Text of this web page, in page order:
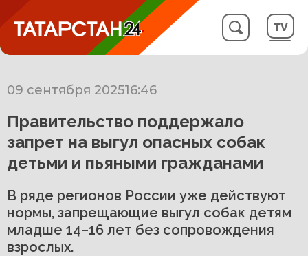
09 сентября 202516:46
Правительство поддержало
запрет на выгул опасных собак
детьми и пьяными гражданами
В ряде регионов России уже действуют
нормы, запрещающие выгул собак детям
младше 14–16 лет без сопровождения
взрослых.